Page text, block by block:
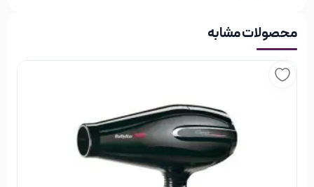
شرکت براون BRAUN شرکت بسیار بزرگی است و محصولات بسیار
متنوعی را تولید می‌کند. در این کمپانی انواع لوازم برقی خانگی و
لوازم آشپرخانه اعم از آبمیوه گیری، مخلوط کن، گوشت کوب برقی، آب
مرکبات گیری، چرخ گوشت، کتری برقی، اون توستر، اتو، غذا سازتولید
می‌شود. اما لازم به ذکر است که برند براون بخش عظیمی از
محبوبیت خود را به علت لوازم آرایشی و بهداشتی فوق العاده با
کیفیتش به دست آورده است. این کمپانی انواع لوازم اصلاح آقایان و
محصولات مشابه